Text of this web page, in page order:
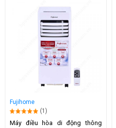
Fujihome
(1)
Máy điều hòa di động thông